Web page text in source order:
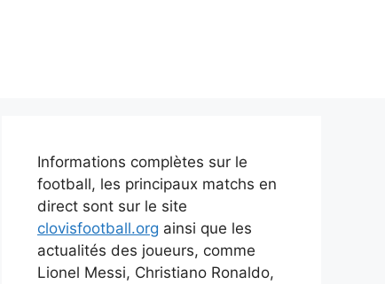
Informations complètes sur le
football, les principaux matchs en
direct sont sur le site
clovisfootball.org ainsi que les
actualités des joueurs, comme
Lionel Messi, Christiano Ronaldo,